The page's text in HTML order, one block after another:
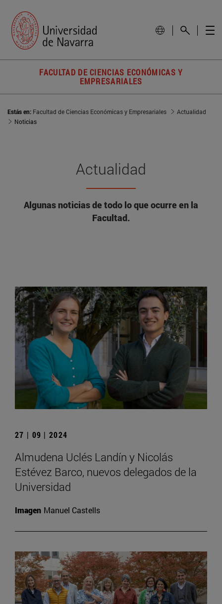
FACULTAD DE CIENCIAS ECONÓMICAS Y
EMPRESARIALES
Estás en: Facultad de Ciencias Económicas y Empresariales
Actualidad
Noticias
Actualidad
Algunas noticias de todo lo que ocurre en la
Facultad.
27 | 09 | 2024
Almudena Uclés Landín y Nicolás
Estévez Barco, nuevos delegados de la
Universidad
Imagen Manuel Castells